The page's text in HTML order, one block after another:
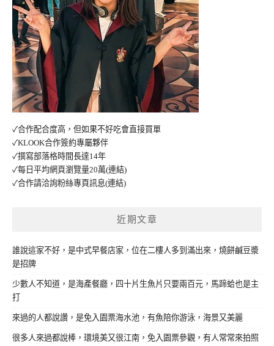
✓合作配合度高，但如果不好吃會直接買單
✓KLOOK合作簽約專屬夥伴
✓撰寫部落格時間長達14年
✓每日平均網頁瀏覽量20萬(連結)
✓合作請洽詢粉絲專頁訊息(連結)
近期文章
誰說這家不好，是中式早餐店家，位在二樓人多到滿出來，燒餅鹹豆漿
是招牌
少數人不知道，是海產餐廳，四十片生魚片只要兩百元，馬蹄蛤也是主
打
來過的人都說讚，是免入園票海水池，有魚陪你游泳，海景又美麗
很多人來過都說棒，環境美又很江南，免入園票參觀，有人常常來拍照